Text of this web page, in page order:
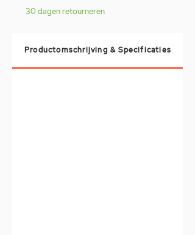
30 dagen retourneren
Productomschrijving & Specificaties